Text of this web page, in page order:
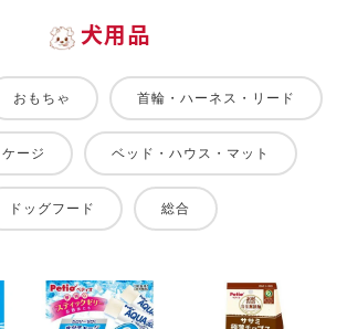
犬用品
おもちゃ 首輪・ハーネス・リード
ージ ベッド・ハウス・マット
ドッグフード 総合